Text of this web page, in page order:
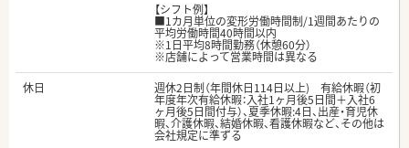
【シフト例】
■1カ月単位の変形労働時間制/1週間あたりの
平均労働時間40時間以内
※1日平均8時間勤務（休憩60分）
※店舗によって営業時間は異なる
休日
週休2日制（年間休日114日以上) 有給休暇（初
年度年次有給休暇：入社1ヶ月後5日間＋入社6
ヶ月後5日間付与）、夏季休暇:4日、出産・育児休
暇、介護休暇、結婚休暇、看護休暇など、その他は
会社規定に準ずる